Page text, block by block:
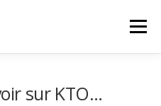
Menu
sur KTO…